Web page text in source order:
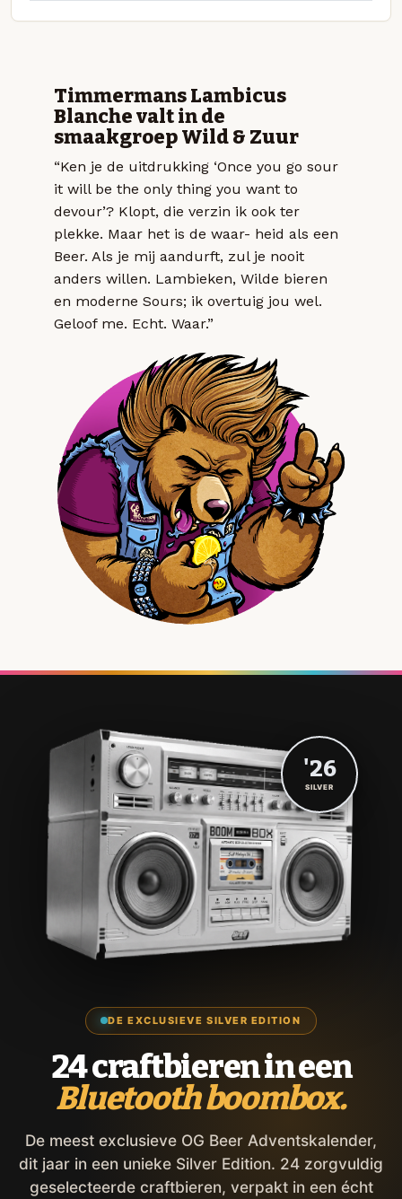
Timmermans Lambicus
Blanche valt in de
smaakgroep Wild & Zuur
“Ken je de uitdrukking ‘Once you go sour
it will be the only thing you want to
devour’? Klopt, die verzin ik ook ter
plekke. Maar het is de waar- heid als een
Beer. Als je mij aandurft, zul je nooit
anders willen. Lambieken, Wilde bieren
en moderne Sours; ik overtuig jou wel.
Geloof me. Echt. Waar.”
DE EXCLUSIEVE SILVER EDITION
24 craftbieren in een
Bluetooth boombox.
De meest exclusieve OG Beer Adventskalender,
dit jaar in een unieke Silver Edition. 24 zorgvuldig
geselecteerde craftbieren, verpakt in een écht
'26
SILVER